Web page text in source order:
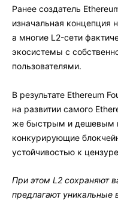
Ранее создатель
изначальная концепция
а многие L2-сети
экосистемы с
пользователями.
В результате Ethereum
на развитии самого
же быстрым и дешевым
конкурирующие
устойчивостью к
При этом L2 сохраняют
предлагают уникальные